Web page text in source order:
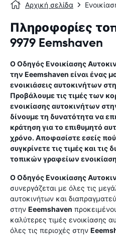
Αρχική σελίδα
Πληροφορίες
9979 Eemshaven
Ο Οδηγός Ενοικίασης
την Eeemshaven είναι ένας
ενοικιάσεις αυτοκινήτων
Προβάλουμε τις τιμές των
ενοικίασης αυτοκινήτων
δίνουμε τη δυνατότητα να
κράτηση για το επιθυμητό
χρόνο. Αποφασίστε εσείς
συγκρίνετε τις τιμές και τις
τοπικών γραφείων
Ο Οδηγός Ενοικίασης
συνεργάζεται με όλες τις
αυτοκινήτων και
στην Eeemshaven
καλύτερες τιμές ενοικίασης
όλες τις περιοχές στην